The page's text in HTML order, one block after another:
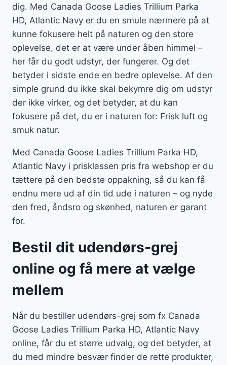
dig. Med Canada Goose Ladies Trillium Parka
HD, Atlantic Navy er du en smule nærmere på at
kunne fokusere helt på naturen og den store
oplevelse, det er at være under åben himmel –
her får du godt udstyr, der fungerer. Og det
betyder i sidste ende en bedre oplevelse. Af den
simple grund du ikke skal bekymre dig om udstyr
der ikke virker, og det betyder, at du kan
fokusere på det, du er i naturen for: Frisk luft og
smuk natur.
Med Canada Goose Ladies Trillium Parka HD,
Atlantic Navy i prisklassen pris fra webshop er du
tættere på den bedste oppakning, så du kan få
endnu mere ud af din tid ude i naturen – og nyde
den fred, åndsro og skønhed, naturen er garant
for.
Bestil dit udendørs-grej
online og få mere at vælge
mellem
Når du bestiller udendørs-grej som fx Canada
Goose Ladies Trillium Parka HD, Atlantic Navy
online, får du et større udvalg, og det betyder, at
du med mindre besvær finder de rette produkter,